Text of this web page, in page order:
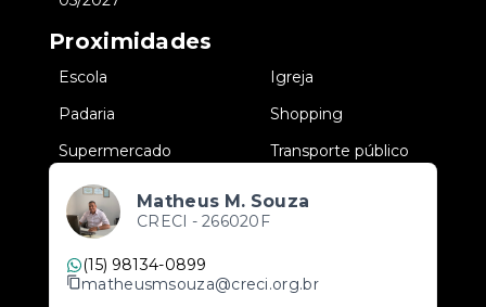
Proximidades
Escola
Igreja
Padaria
Shopping
Supermercado Transporte público
Matheus M. Souza
CRECI - 266020F
(15) 98134-0899
matheusmsouza@creci.org.br